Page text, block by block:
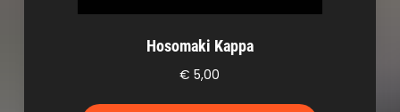
Hosomaki Kappa
€ 5,00